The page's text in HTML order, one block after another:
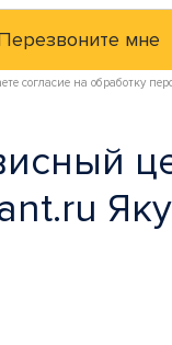
согласие на обработку